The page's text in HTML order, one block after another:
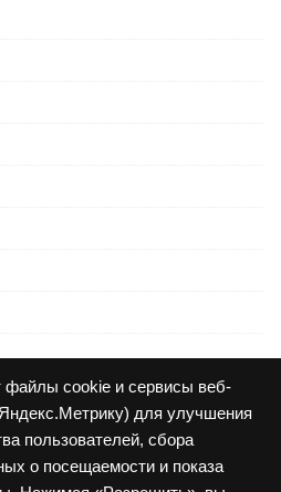
файлы cookie и сервисы веб-
для улучшения
пользователей, сбора
о посещаемости и показа